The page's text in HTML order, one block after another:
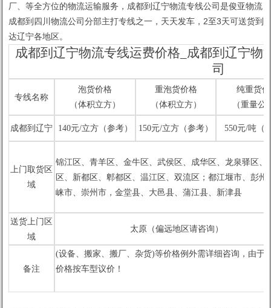
1 2
厂、等全方位的物流运输服务，成都到辽宁物流专线公司是俊亚物流
成都到四川物流公司分部主打专线之一，天天发车，2至3天可送货到
达辽宁各地区。
成都到辽宁物流专线运费价格_成都到辽宁物
司
专线名称
泡货价格
（体积立方）
重泡货价格
（体积立方）
纯重货
（重量公
成都到辽宁 140元/立方（参考） 150元/立方（参考） 550元/吨（
上门取货区
域
锦江区、青羊区、金牛区、武侯区、成华区、龙泉驿区、
区、新都区、郫都区、温江区、双流区；都江堰市、彭州
崃市、崇州市，金堂县、 大邑县、蒲江县、新津县
送货上门区
域
太原（偏远地区请咨询）
备注
(设备、搬家、搬厂、杂货)等价格例外需详细咨询，由于
价格按车型议价！